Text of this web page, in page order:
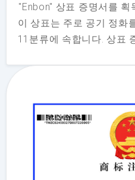
"Enbon" 상표 증명서를 획
이 상표는 주로 공기 정화
11분류에 속합니다. 상표
독점적인 권리임을 증명